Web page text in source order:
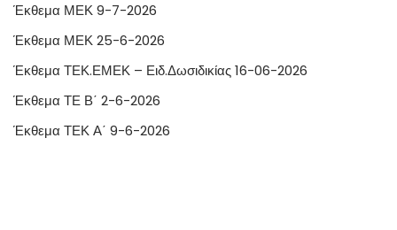
Έκθεμα ΜΕΚ 9-7-2026
Έκθεμα ΜΕΚ 25-6-2026
Έκθεμα ΤΕΚ.ΕΜΕΚ – Ειδ.Δωσιδικίας 16-06-2026
Έκθεμα ΤΕ Β΄ 2-6-2026
Έκθεμα ΤΕΚ Α΄ 9-6-2026